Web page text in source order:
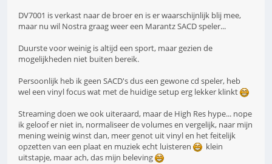
DV7001 is verkast naar de broer en is er waarschijnlijk blij mee,
maar nu wil Nostra graag weer een Marantz SACD speler...
Duurste voor weinig is altijd een sport, maar gezien de
mogelijkheden niet buiten bereik.
Persoonlijk heb ik geen SACD's dus een gewone cd speler, heb
wel een vinyl focus wat met de huidige setup erg lekker klinkt
Streaming doen we ook uiteraard, maar de High Res hype... nope
ik geloof er niet in, normaliseer de volumes en vergelijk, naar mijn
mening weinig winst dan, meer genot uit vinyl en het feitelijk
opzetten van een plaat en muziek echt luisteren
klein
uitstapje, maar ach, das mijn beleving